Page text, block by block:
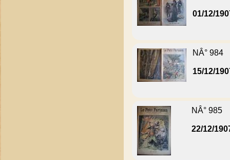
01/12/
NÂ° 984
15/12/
NÂ° 985
22/12/